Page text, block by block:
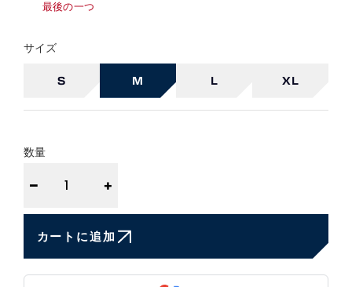
最後の一つ
サイズ
S M L XL
数量
− +
カートに追加